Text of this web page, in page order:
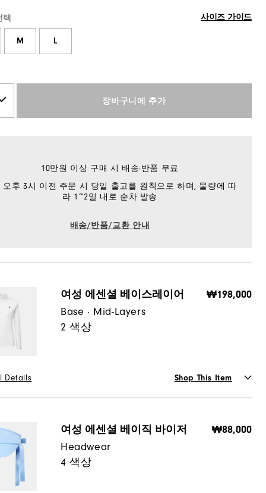
택 사이즈 가이드
M L
장바구니에 추가
10만원 이상 구매 시 배송·반품 무료
오후 3시 이전 주문 시 당일 출고를 원칙으로 하며, 물량에 따
라 1~2일 내로 순차 발송
배송/반품/교환 안내
여성 에센셜 베이스레이어
Base · Mid-Layers
2 색상
₩198,000
Details Shop This Item
여성 에센셜 베이직 바이저
Headwear
4 색상
₩88,000